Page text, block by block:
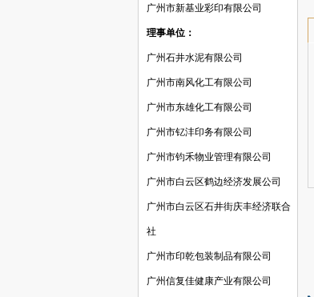
广州市新基业彩印有限公司
理事单位：
广州石井水泥有限公司
广州市南风化工有限公司
广州市东雄化工有限公司
广州市钇沣印务有限公司
广州市钧禾物业管理有限公司
广州市白云区鹤边经济发展公司
广州市白云区石井街庆丰经济联合
社
广州市印乾包装制品有限公司
广州信复佳健康产业有限公司
会员单位：